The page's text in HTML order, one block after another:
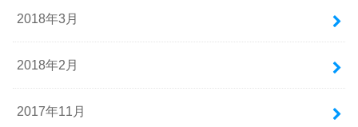
2018年3月
2018年2月
2017年11月